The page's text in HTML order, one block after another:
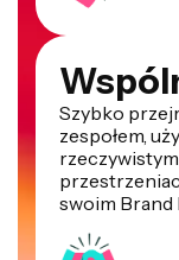
Szybko
zespołem,
swoim Brand